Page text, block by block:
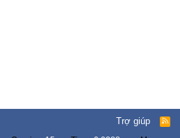
Trợ giúp
R